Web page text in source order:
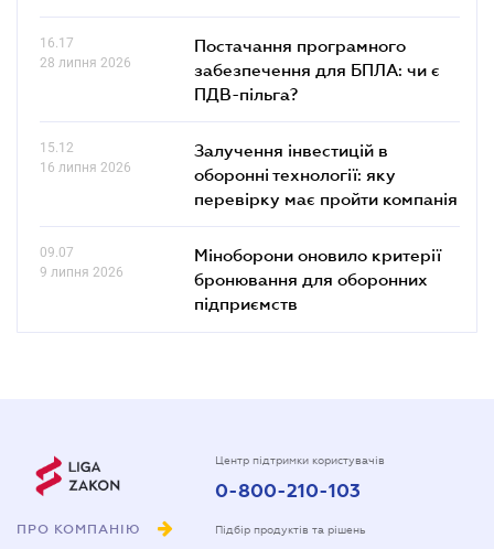
16.17
28 липня 2026
Постачання програмного
забезпечення для БПЛА: чи є
ПДВ-пільга?
15.12
16 липня 2026
Залучення інвестицій в
оборонні технології: яку
перевірку має пройти компанія
09.07
9 липня 2026
Міноборони оновило критерії
бронювання для оборонних
підприємств
ПРО КОМПАНІЮ
Центр підтримки користувачів
0-800-210-103
Підбір продуктів та рішень